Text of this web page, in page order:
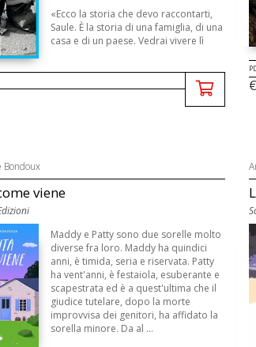
«Ecco la storia che devo raccontarti,
Saule. È la storia di una famiglia, di una
casa e di un paese. Vedrai vivere lì
Bondoux
viene
Maddy e Patty sono due sorelle molto
diverse fra loro. Maddy ha quindici
anni, è timida, seria e riservata. Patty
ha vent'anni, è festaiola, esuberante e
scapestrata ed è a quest'ultima che il
giudice tutelare, dopo la morte
improvvisa dei genitori, ha affidato la
sorella minore. Da al ...